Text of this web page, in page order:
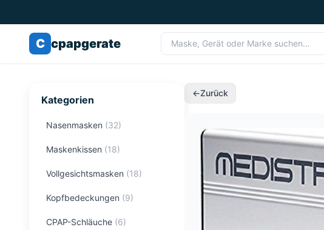
C cpapgerate
Kategorien
Nasenmasken (32)
Maskenkissen (18)
Vollgesichtsmasken (18)
Kopfbedeckungen (9)
CPAP-Schläuche (6)
←Zurück